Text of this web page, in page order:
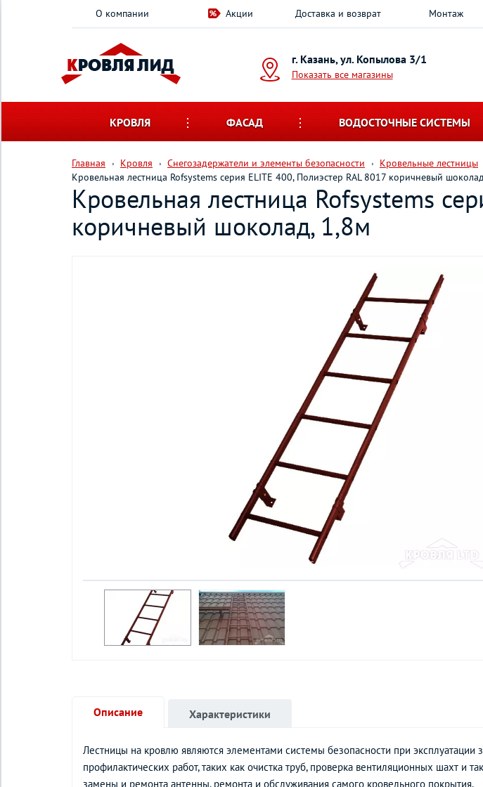
О компании Акции Доставка и возврат Монтаж
г. Казань, ул. Копылова 3/1
Показать все магазины
КРОВЛЯ ФАСАД ВОДОСТОЧНЫЕ СИСТЕМЫ
Главная Кровля Снегозадержатели и элементы безопасности Кровельные лестницы
Кровельная лестница Rofsystems серия ELITE 400, Полиэстер RAL 8017 коричневый
Кровельная лестница Rofsystems
коричневый шоколад, 1,8м
Описание
Лестницы на кровлю являются элементами системы безопасности при
профилактических работ, таких как очистка труб, проверка вентиляционных шахт и
замены и ремонта антенны, ремонта и обслуживания самого кровельного покрытия.
Характеристики